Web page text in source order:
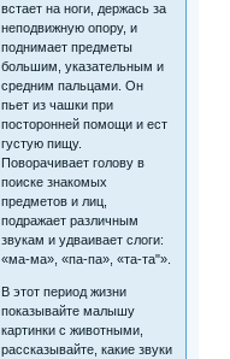
встает на ноги, держась за
неподвижную опору, и
поднимает предметы
большим, указательным и
средним пальцами. Он
пьет из чашки при
посторонней помощи и ест
густую пищу.
Поворачивает голову в
поиске знакомых
предметов и лиц,
подражает различным
звукам и удваивает слоги:
«ма-ма», «па-па», «та-та"».
В этот период жизни
показывайте малышу
картинки с животными,
рассказывайте, какие звуки